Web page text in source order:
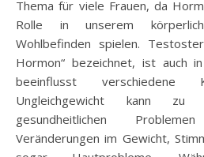
Thema für viele Frauen, da
Rolle in unserem
Wohlbefinden spielen.
Hormon“ bezeichnet, ist auch
beeinflusst verschiedene
Ungleichgewicht kann
gesundheitlichen
Veränderungen im Gewicht,